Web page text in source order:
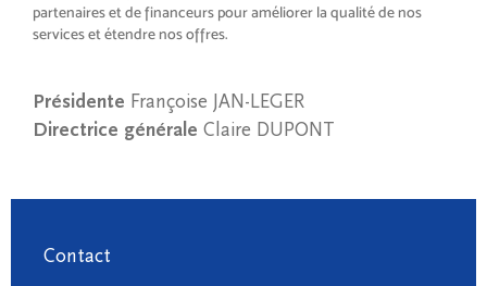
partenaires et de financeurs pour améliorer la qualité de nos
services et étendre nos offres.
Présidente Françoise JAN-LEGER
Directrice générale Claire DUPONT
Contact